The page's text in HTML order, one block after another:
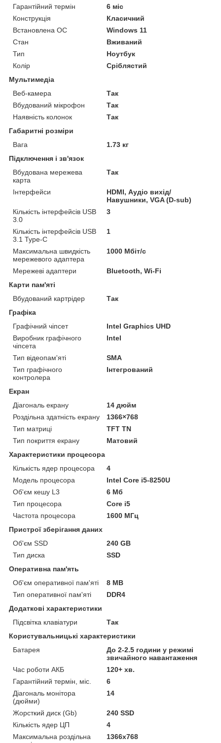
Гарантійний термін
6 міс
Конструкція
Класичний
Встановлена ОС
Windows 11
Стан
Вживаний
Тип
Ноутбук
Колір
Сріблястий
Мультимедіа
Веб-камера
Так
Вбудований мікрофон
Так
Наявність колонок
Так
Габаритні розміри
Вага
1.73 кг
Підключення і зв'язок
Вбудована мережева
карта
Так
Інтерфейси
HDMI, Аудіо вихід/
Навушники, VGA (D-sub)
Кількість інтерфейсів USB
3.0
3
Кількість інтерфейсів USB
3.1 Type-C
1
Максимальна швидкість
мережевого адаптера
1000 Мбіт/с
Мережеві адаптери
Bluetooth, Wi-Fi
Карти пам'яті
Вбудований картрідер
Так
Графіка
Графічний чіпсет
Intel Graphics UHD
Виробник графічного
чіпсета
Intel
Тип відеопам'яті
SMA
Тип графічного
контролера
Інтегрований
Екран
Діагональ екрану
14 дюйм
Роздільна здатність екрану
1366×768
Тип матриці
TFT TN
Тип покриття екрану
Матовий
Характеристики процесора
Кількість ядер процесора
4
Модель процесора
Intel Core i5-8250U
Об'єм кешу L3
6 Мб
Тип процесора
Core i5
Частота процесора
1600 МГц
Пристрої зберігання даних
Об'єм SSD
240 GB
Тип диска
SSD
Оперативна пам'ять
Об'єм оперативної пам'яті
8 MB
Тип оперативної пам'яті
DDR4
Додаткові характеристики
Підсвітка клавіатури
Так
Користувальницькі характеристики
Батарея
До 2-2.5 години у режимі
звичайного навантаження
Час роботи АКБ
120+ хв.
Гарантійний термін, міс.
6
Діагональ монітора
(дюйми)
14
Жорсткий диск (Gb)
240 SSD
Кількість ядер ЦП
4
Максимальна роздільна
1366x768